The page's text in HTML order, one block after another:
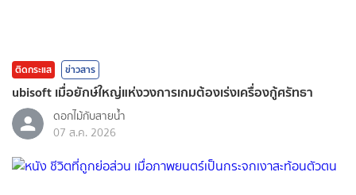
ติดกระแส ข่าวสาร
ubisoft เมื่อยักษ์ใหญ่แห่งวงการเกมต้องเร่งเครื่องกู้ศรัทธา
ดอกไม้กับสายน้ำ
07 ส.ค. 2026